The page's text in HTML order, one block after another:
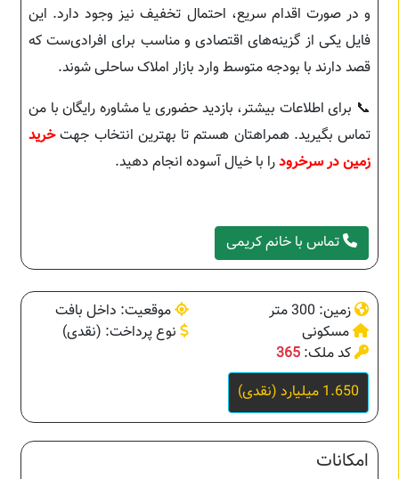
و در صورت اقدام سریع، احتمال تخفیف نیز وجود دارد. این
فایل یکی از گزینه‌های اقتصادی و مناسب برای افرادی‌ست که
قصد دارند با بودجه متوسط وارد بازار املاک ساحلی شوند.
📞 برای اطلاعات بیشتر، بازدید حضوری یا مشاوره رایگان با من
تماس بگیرید. همراهتان هستم تا بهترین انتخاب جهتخرید
زمین در سرخرودرا با خیال آسوده انجام دهید.
تماس با خانم کریمی
زمین: 300 متر
موقعیت: داخل بافت
مسکونی
نوع پرداخت: (نقدی)
کد ملک: 365
1.650 میلیارد (نقدی)
امکانات